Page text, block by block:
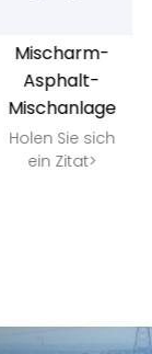
Mischarm-
Asphalt-
Mischanlage
Holen Sie sich
ein Zitat>